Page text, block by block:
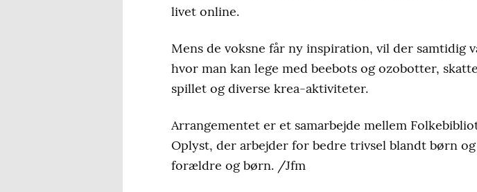
livet online.
Mens de voksne får ny inspiration, vil der
hvor man kan lege med beebots og ozobotter,
spillet og diverse krea-aktiviteter.
Arrangementet er et samarbejde mellem
Oplyst, der arbejder for bedre trivsel blandt børn
forældre og børn. /Jfm